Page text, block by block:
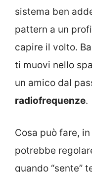
sistema ben
pattern a un
capire il volto.
ti muovi nello
un amico dal
radiofrequenze.
Cosa può fare,
potrebbe
quando “sente”